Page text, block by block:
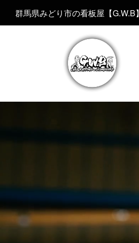
群馬県みどり市の看板屋【G.W.B】